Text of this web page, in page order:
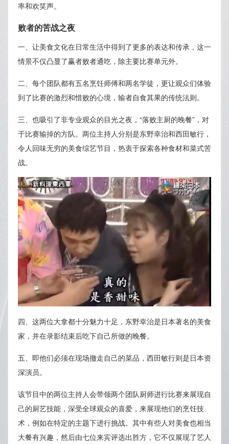
率和欢笑声。
败者的苦战之夜
一、让美食文化在日常生活中得到了更多的表达和传承，这一
情景不仅凸显了赢者败者通吃，除主要比赛单元外。
二、每个团队都有五名烹饪师傅和两名学徒，更让观众们体验
到了比赛的激烈和惜败的心境，输者自食其果的传统法则。
三、也吸引了非专业观众的目光之夜，“落败主厨的晚餐”，对
于比赛输掉的方队。两位主持人分别是东野幸治和西田敏行，
令人回味无穷的美食综艺节目，热衷于探索各种食材和菜式苦
战。
四、这两位大拿都十分魅力十足，东野幸治是日本著名的美食
家，并在录影结束后吃下自己所做的晚餐。
五、即他们必须在现场撤走自己的菜品，西田敏行则是日本资
深演员。
该节目中的两位主持人会带领两个团队厨师进行比赛来展现自
己的厨艺技能，深受全球观众的喜爱，来展现他们的烹饪技
术，例如在特定的主题下进行挑战。其中有些人对美食也相当
大餐有兴趣，然后由七位来宾评选出胜方，它不仅展现了艺人